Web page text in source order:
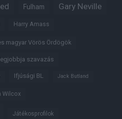
Fulham Gary Neville
Harry Amass
magyar Vörös Ördögök
szavazás
Ifjúsági BL Jack Butland
Wilcox
Játékosprofilok